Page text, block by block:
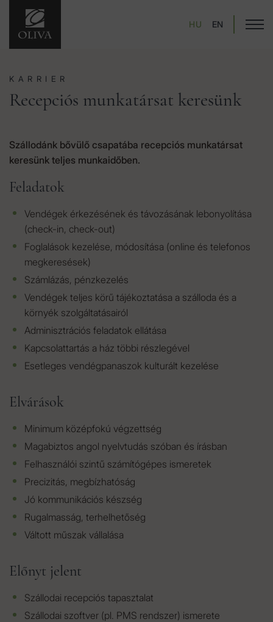
HU EN
KARRIER
Recepciós munkatársat keresünk
Szállodánk bővülő csapatába recepciós munkatársat
keresünk teljes munkaidőben.
Feladatok
Vendégek érkezésének és távozásának lebonyolítása
(check-in, check-out)
Foglalások kezelése, módosítása (online és telefonos
megkeresések)
Számlázás, pénzkezelés
Vendégek teljes körű tájékoztatása a szálloda és a
környék szolgáltatásairól
Adminisztrációs feladatok ellátása
Kapcsolattartás a ház többi részlegével
Esetleges vendégpanaszok kulturált kezelése
Elvárások
Minimum középfokú végzettség
Magabiztos angol nyelvtudás szóban és írásban
Felhasználói szintű számítógépes ismeretek
Precizitás, megbízhatóság
Jó kommunikációs készség
Rugalmasság, terhelhetőség
Váltott műszak vállalása
Előnyt jelent
Szállodai recepciós tapasztalat
Szállodai szoftver (pl. PMS rendszer) ismerete